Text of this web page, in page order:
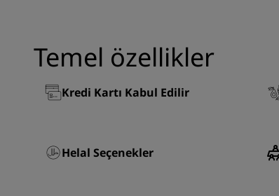
Temel özellikler
Kredi Kartı Kabul Edilir
Helal Seçenekler